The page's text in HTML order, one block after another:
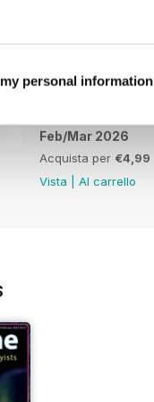
personal information
Feb/Mar 2026
Acquista per €4,99
Vista
Al carrello